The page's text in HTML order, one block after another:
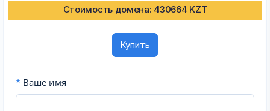
Стоимость домена: 430664 KZT
Купить
* Ваше имя